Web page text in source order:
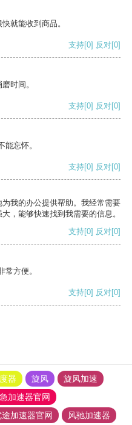
就能收到商品。
支持[0] 反对[0]
时间。
支持[0] 反对[0]
忘怀。
支持[0] 反对[0]
我的办公提供帮助。我经常需要
，能够快速找到我需要的信息。
支持[0] 反对[0]
方便。
支持[0] 反对[0]
器 旋风
旋风加速
加速器官网
途加速器官网 风驰加速器